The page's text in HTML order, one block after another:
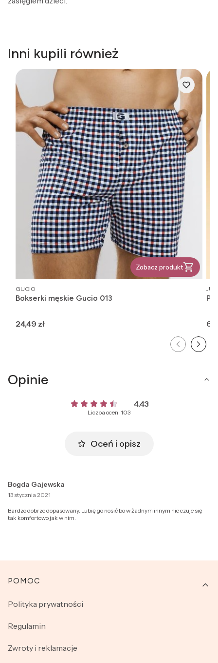
Inni kupili również
Zobacz produkt
PRODUCENT
GUCIO
Bokserki męskie Gucio 013
Cena
24,49 zł
Opinie
4.43
Liczba ocen: 103
Oceń i opisz
Bogda Gajewska
13 stycznia 2021
Bardzo dobrze dopasowany. Lubię go nosić bo w żadnym innym nie czuje się
tak komfortowo jak w nim.
Linki w stopce
POMOC
Polityka prywatności
Regulamin
Zwroty i reklamacje